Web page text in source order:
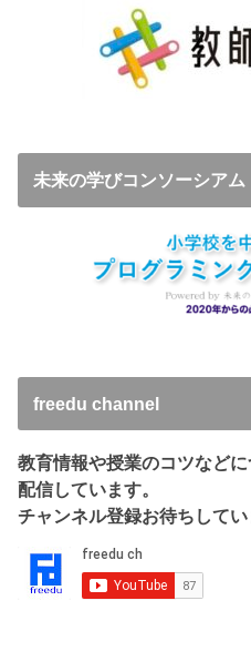
未来の学びコンソーシアム
freedu channel
教育情報や授業のコツなど
配信しています。
チャンネル登録お待ちしてい